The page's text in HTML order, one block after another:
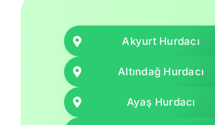
Akyurt Hurdacı
Altındağ Hurdacı
Ayaş Hurdacı